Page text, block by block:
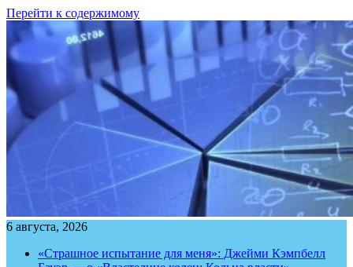
Перейти к содержимому
6 августа, 2026
«Страшное испытание для меня»: Джейми Кэмпбелл